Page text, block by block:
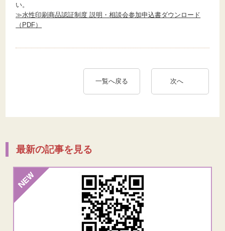
い。
≫水性印刷商品認証制度 説明・相談会参加申込書ダウンロード
（PDF）
一覧へ戻る 次へ
最新の記事を見る